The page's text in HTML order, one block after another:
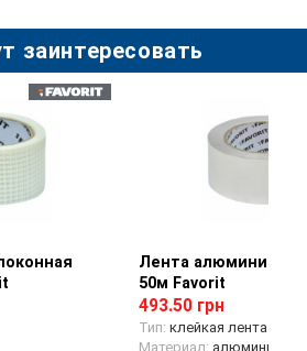
заинтересовать
Просмотр
Лента
50м Favorit
493.50 грн
Тип: клейкая лента
Материал: алюминий